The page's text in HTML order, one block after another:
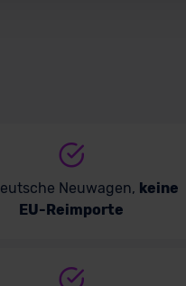
Sie hierzu Ihre
Neuwagen, keine
EU-Reimporte